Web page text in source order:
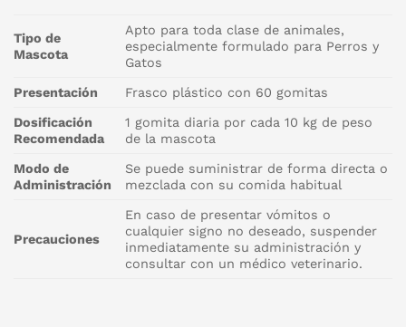
Tipo de
Mascota
Apto para toda clase de animales,
especialmente formulado para Perros y
Gatos
Presentación Frasco plástico con 60 gomitas
Dosificación
Recomendada
1 gomita diaria por cada 10 kg de peso
de la mascota
Modo de
Administración
Se puede suministrar de forma directa o
mezclada con su comida habitual
Precauciones
En caso de presentar vómitos o
cualquier signo no deseado, suspender
inmediatamente su administración y
consultar con un médico veterinario.